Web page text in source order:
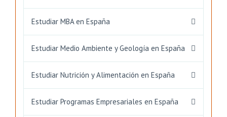
Estudiar MBA en España
Estudiar Medio Ambiente y Geología en España
Estudiar Nutrición y Alimentación en España
Estudiar Programas Empresariales en España